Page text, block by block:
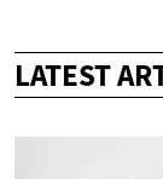
LATEST